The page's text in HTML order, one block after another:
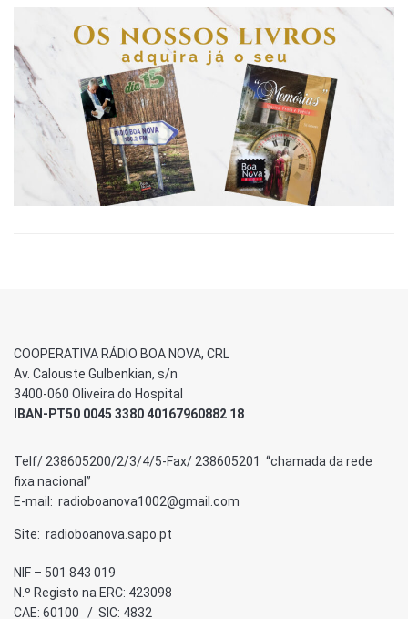
COOPERATIVA RÁDIO BOA NOVA, CRL
Av. Calouste Gulbenkian, s/n
3400-060 Oliveira do Hospital
IBAN-PT50 0045 3380 40167960882 18
Telf/ 238605200/2/3/4/5-Fax/ 238605201 “chamada da rede
fixa nacional”
E-mail: radioboanova1002@gmail.com
Site: radioboanova.sapo.pt
NIF – 501 843 019
N.º Registo na ERC: 423098
CAE: 60100 / SIC: 4832